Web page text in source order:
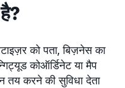
को पता, बिज़नेस का
कोऑर्डिनेट या मैप
करने की सुविधा देता